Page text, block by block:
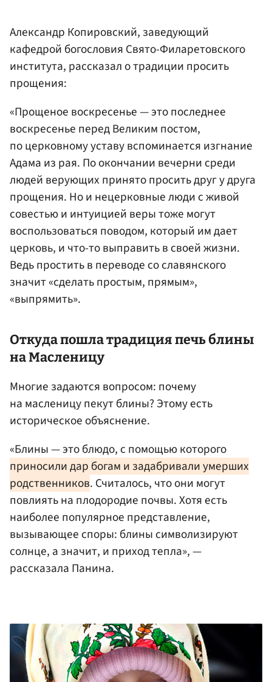
Александр Копировский, заведующий
кафедрой богословия Свято-Филаретовского
института, рассказал о традиции просить
прощения:
«Прощеное воскресенье — это последнее
воскресенье перед Великим постом,
по церковному уставу вспоминается изгнание
Адама из рая. По окончании вечерни среди
людей верующих принято просить друг у друга
прощения. Но и нецерковные люди с живой
совестью и интуицией веры тоже могут
воспользоваться поводом, который им дает
церковь, и что-то выправить в своей жизни.
Ведь простить в переводе со славянского
значит «сделать простым, прямым»,
«выпрямить».
Откуда пошла традиция печь блины
на Масленицу
Многие задаются вопросом: почему
на масленицу пекут блины? Этому есть
историческое объяснение.
«Блины — это блюдо, с помощью которого
приносили дар богам и задабривали умерших
родственников. Считалось, что они могут
повлиять на плодородие почвы. Хотя есть
наиболее популярное представление,
вызывающее споры: блины символизируют
солнце, а значит, и приход тепла», —
рассказала Панина.